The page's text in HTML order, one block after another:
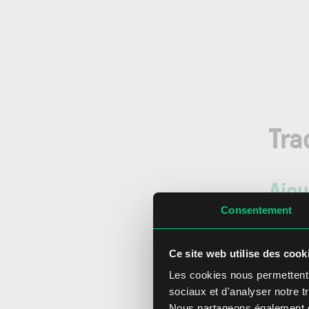
Consentement
Ce site web utilise des
Les cookies nous
sociaux et d'analyser notre
Pour
Dans
USD,
devises